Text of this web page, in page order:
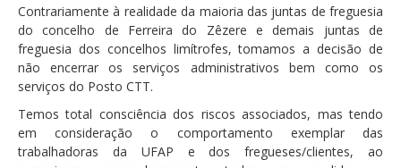
Roturas e Leituras
Qualidade da Água
Atendimento ao Público
Plantas PDM Online
Contrariamente à realidade da maioria das juntas de freguesia
do concelho de Ferreira do Zêzere e demais juntas de
freguesia dos concelhos limítrofes, tomamos a decisão de
não encerrar os serviços administrativos bem como os
serviços do Posto CTT.
Temos total consciência dos riscos associados, mas tendo
em consideração o comportamento exemplar das
trabalhadoras da UFAP e dos fregueses/clientes, ao